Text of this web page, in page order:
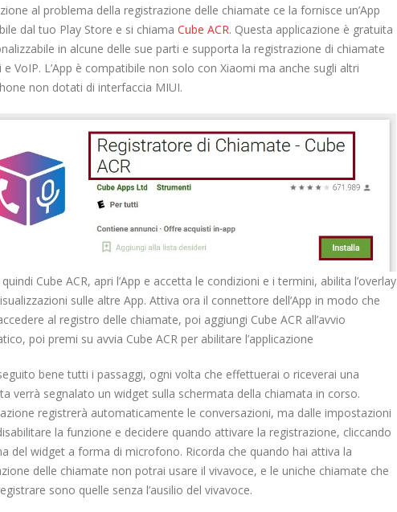
al problema della registrazione delle chiamate ce la fornisce un’App
dal tuo Play Store e si chiama Cube ACR. Questa applicazione è gratuita
in alcune delle sue parti e supporta la registrazione di chiamate
VoIP. L’App è compatibile non solo con Xiaomi ma anche sugli altri
non dotati di interfaccia MIUI.
quindi Cube ACR, apri l’App e accetta le condizioni e i termini, abilita l’overlay
sulle altre App. Attiva ora il connettore dell’App in modo che
al registro delle chiamate, poi aggiungi Cube ACR all’avvio
poi premi su avvia Cube ACR per abilitare l’applicazione
bene tutti i passaggi, ogni volta che effettuerai o riceverai una
verrà segnalato un widget sulla schermata della chiamata in corso.
registrerà automaticamente le conversazioni, ma dalle impostazioni
la funzione e decidere quando attivare la registrazione, cliccando
del widget a forma di microfono. Ricorda che quando hai attiva la
delle chiamate non potrai usare il vivavoce, e le uniche chiamate che
sono quelle senza l’ausilio del vivavoce.